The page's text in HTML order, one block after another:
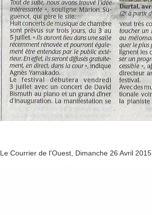
Le Courrier de l'Ouest, Dimanche 26 Avril 2015